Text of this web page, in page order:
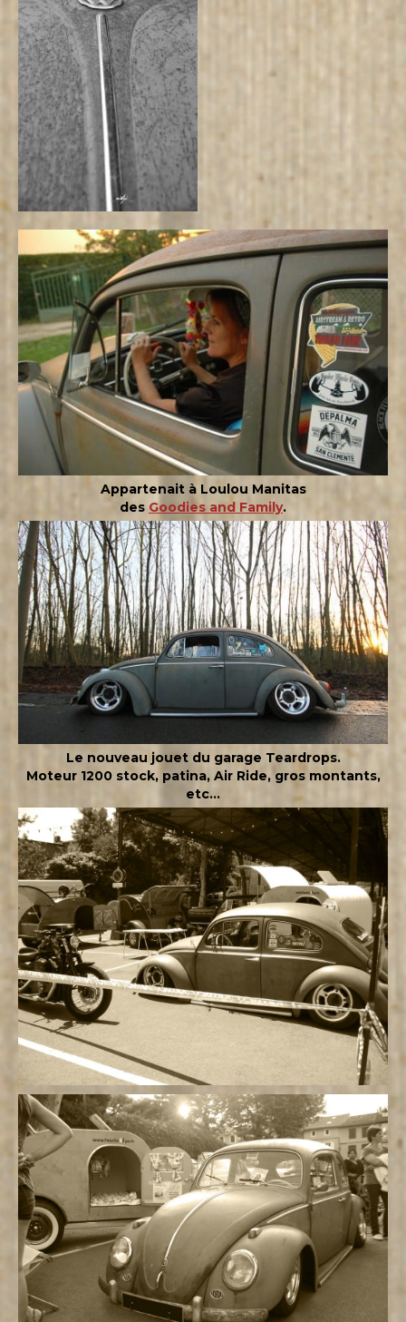
Appartenait à Loulou Manitas
des Goodies and Family.
Le nouveau jouet du garage Teardrops.
Moteur 1200 stock, patina, Air Ride, gros montants,
etc…